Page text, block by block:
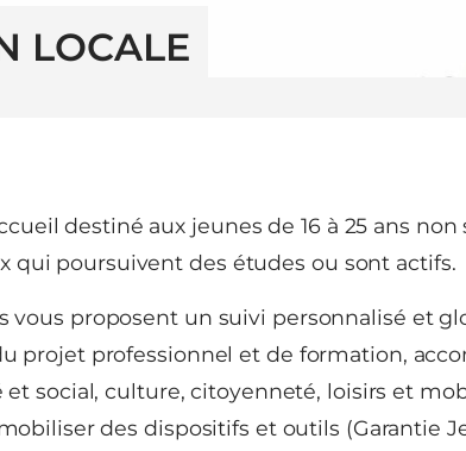
LOCALE
destiné aux jeunes de 16 à 25 ans
qui poursuivent des études ou sont actifs.
vous proposent un suivi personnalisé et
projet professionnel et de formation,
et social, culture, citoyenneté, loisirs et
des dispositifs et outils (Garantie